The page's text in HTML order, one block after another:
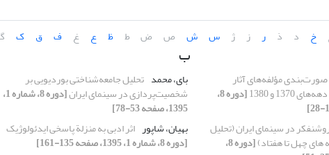
خ د ذ ر ز ژ س ش ص ض ط ظ ع غ ف ق ک
صورت‌بندی مؤلفه‌های آثار
و 1380 [دوره 8،
در سینمای ایران (تحلیل
های چهل تا هفتاد) [دوره 8،
ب
بای، محمد تحلیل جامعه‌شناختی بوردیویی بر
شخصیت‌پردازی در سینمای ایران [دوره 8، شماره 1،
1395، صفحه 53-78]
بهیان، شاپور اثر ادبی به منزلة پاسخی ایدئولوژیک
[دوره 8، شماره 1، 1395، صفحه 135-161]